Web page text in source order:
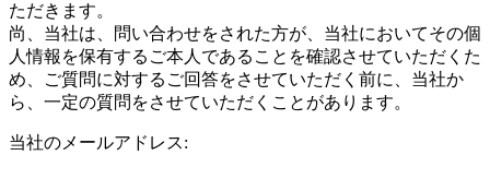
ただきます。
尚、当社は、問い合わせをされた方が、当社においてその個
人情報を保有するご本人であることを確認させていただくた
め、ご質問に対するご回答をさせていただく前に、当社か
ら、一定の質問をさせていただくことがあります。
当社のメールアドレス: